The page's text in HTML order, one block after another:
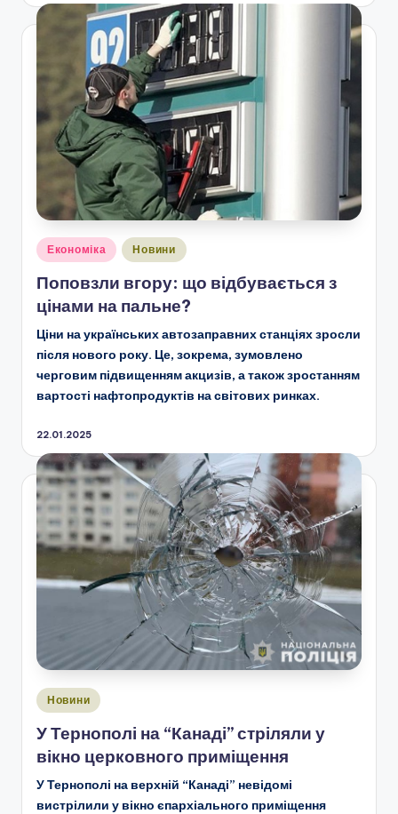
Опубліковано
Економіка Новини
Поповзли вгору: що відбувається з
цінами на пальне?
Ціни на українських автозаправних станціях зросли
після нового року. Це, зокрема, зумовлено
черговим підвищенням акцизів, а також зростанням
вартості нафтопродуктів на світових ринках.
22.01.2025
Опубліковано
Новини
У Тернополі на “Канаді” стріляли у
вікно церковного приміщення
У Тернополі на верхній “Канаді” невідомі
вистрілили у вікно єпархіального приміщення